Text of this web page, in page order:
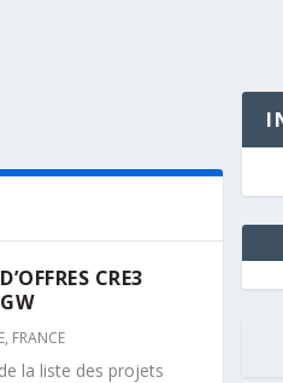
CRE3
, FRANCE
la liste des projets